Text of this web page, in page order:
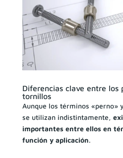
Diferencias clave entre los
tornillos
Aunque los términos «perno»
se utilizan indistintamente,
importantes entre ellos en
función y aplicación.